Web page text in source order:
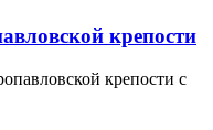
крепости
крепости с